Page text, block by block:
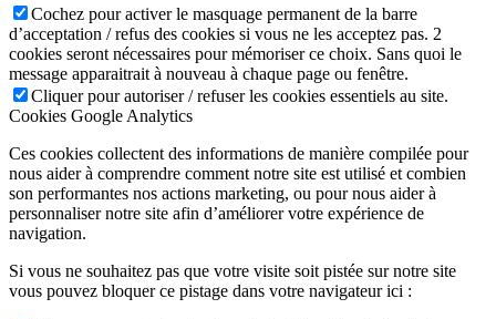
Cochez pour activer le masquage permanent de la barre
d’acceptation / refus des cookies si vous ne les acceptez pas. 2
cookies seront nécessaires pour mémoriser ce choix. Sans quoi le
message apparaitrait à nouveau à chaque page ou fenêtre.
Cliquer pour autoriser / refuser les cookies essentiels au site.
Cookies Google Analytics
Ces cookies collectent des informations de manière compilée pour
nous aider à comprendre comment notre site est utilisé et combien
son performantes nos actions marketing, ou pour nous aider à
personnaliser notre site afin d’améliorer votre expérience de
navigation.
Si vous ne souhaitez pas que votre visite soit pistée sur notre site
vous pouvez bloquer ce pistage dans votre navigateur ici :